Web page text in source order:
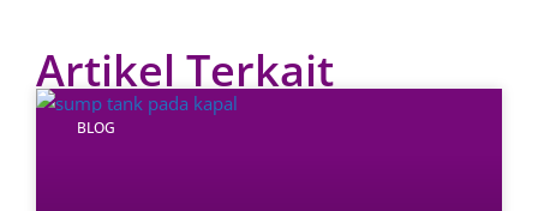
Artikel Terkait
BLOG